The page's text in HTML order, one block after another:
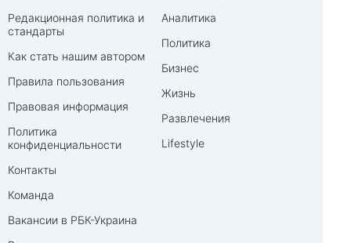
Редакционная политика и
стандарты
Как стать нашим автором
Правила пользования
Правовая информация
Политика
конфиденциальности
Контакты
Команда
Вакансии в РБК-Украина
Аналитика
Политика
Бизнес
Жизнь
Развлечения
Lifestyle